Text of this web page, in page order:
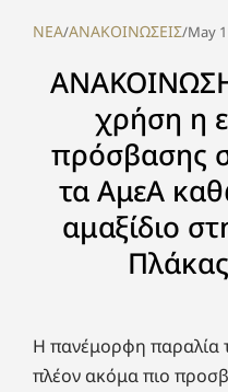
NEA/ΑΝΑΚΟΙΝΩΣΕΙΣ/May
χρήση η
πρόσβασης
τα ΑμεΑ
αμαξίδιο
Η πανέμορφη παραλία
πλέον ακόμα πιο